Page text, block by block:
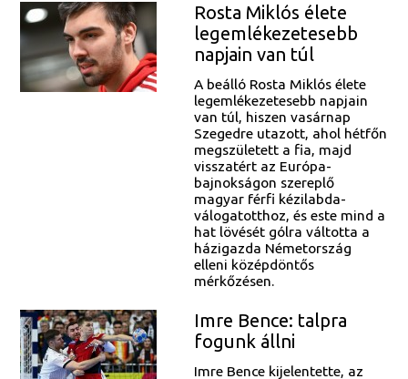
Rosta Miklós élete
legemlékezetesebb
napjain van túl
A beálló Rosta Miklós élete
legemlékezetesebb napjain
van túl, hiszen vasárnap
Szegedre utazott, ahol hétfőn
megszületett a fia, majd
visszatért az Európa-
bajnokságon szereplő
magyar férfi kézilabda-
válogatotthoz, és este mind a
hat lövését gólra váltotta a
házigazda Németország
elleni középdöntős
mérkőzésen.
Imre Bence: talpra
fogunk állni
Imre Bence kijelentette, az